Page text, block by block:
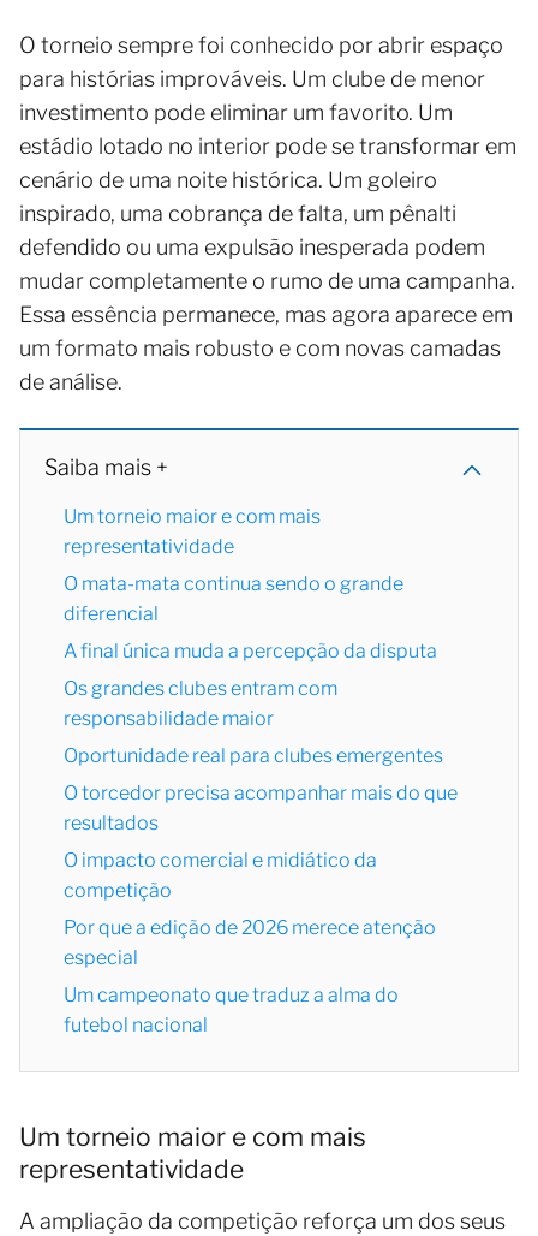
O torneio sempre foi conhecido por abrir espaço
para histórias improváveis. Um clube de menor
investimento pode eliminar um favorito. Um
estádio lotado no interior pode se transformar em
cenário de uma noite histórica. Um goleiro
inspirado, uma cobrança de falta, um pênalti
defendido ou uma expulsão inesperada podem
mudar completamente o rumo de uma campanha.
Essa essência permanece, mas agora aparece em
um formato mais robusto e com novas camadas
de análise.
Saiba mais +
Um torneio maior e com mais
representatividade
O mata-mata continua sendo o grande
diferencial
A final única muda a percepção da disputa
Os grandes clubes entram com
responsabilidade maior
Oportunidade real para clubes emergentes
O torcedor precisa acompanhar mais do que
resultados
O impacto comercial e midiático da
competição
Por que a edição de 2026 merece atenção
especial
Um campeonato que traduz a alma do
futebol nacional
Um torneio maior e com mais
representatividade
A ampliação da competição reforça um dos seus